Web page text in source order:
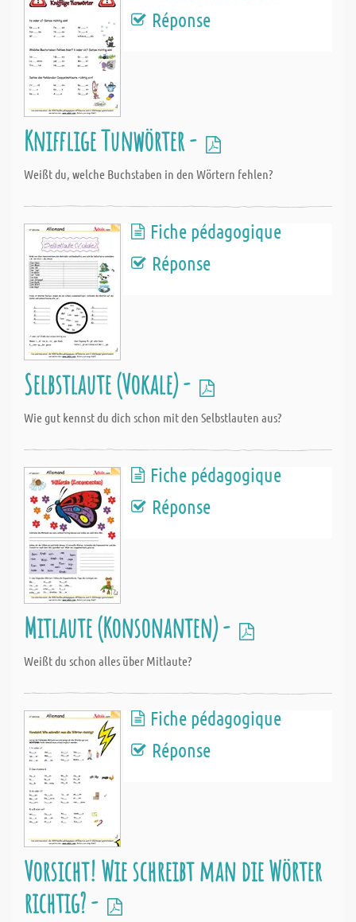
Réponse
Knifflige Tunwörter -
Weißt du, welche Buchstaben in den Wörtern fehlen?
Fiche pédagogique
Réponse
Selbstlaute (Vokale) -
Wie gut kennst du dich schon mit den Selbstlauten aus?
Fiche pédagogique
Réponse
Mitlaute (Konsonanten) -
Weißt du schon alles über Mitlaute?
Fiche pédagogique
Réponse
Vorsicht! Wie schreibt man die Wörter
richtig? -